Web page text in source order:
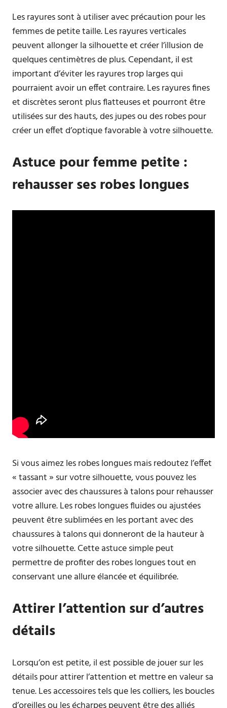
Les rayures sont à utiliser avec précaution pour les
femmes de petite taille. Les rayures verticales
peuvent allonger la silhouette et créer l’illusion de
quelques centimètres de plus. Cependant, il est
important d’éviter les rayures trop larges qui
pourraient avoir un effet contraire. Les rayures fines
et discrètes seront plus flatteuses et pourront être
utilisées sur des hauts, des jupes ou des robes pour
créer un effet d’optique favorable à votre silhouette.
Astuce pour femme petite :
rehausser ses robes longues
Si vous aimez les robes longues mais redoutez l’effet
« tassant » sur votre silhouette, vous pouvez les
associer avec des chaussures à talons pour rehausser
votre allure. Les robes longues fluides ou ajustées
peuvent être sublimées en les portant avec des
chaussures à talons qui donneront de la hauteur à
votre silhouette. Cette astuce simple peut
permettre de profiter des robes longues tout en
conservant une allure élancée et équilibrée.
Attirer l’attention sur d’autres
détails
Lorsqu’on est petite, il est possible de jouer sur les
détails pour attirer l’attention et mettre en valeur sa
tenue. Les accessoires tels que les colliers, les boucles